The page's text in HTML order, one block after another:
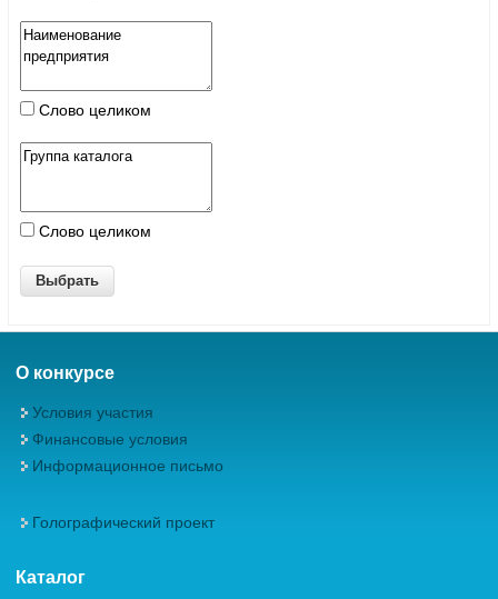
Слово целиком
Слово целиком
О конкурсе
Условия участия
Финансовые условия
Информационное письмо
Голографический проект
Каталог